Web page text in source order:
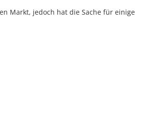
Markt, jedoch hat die Sache für einige